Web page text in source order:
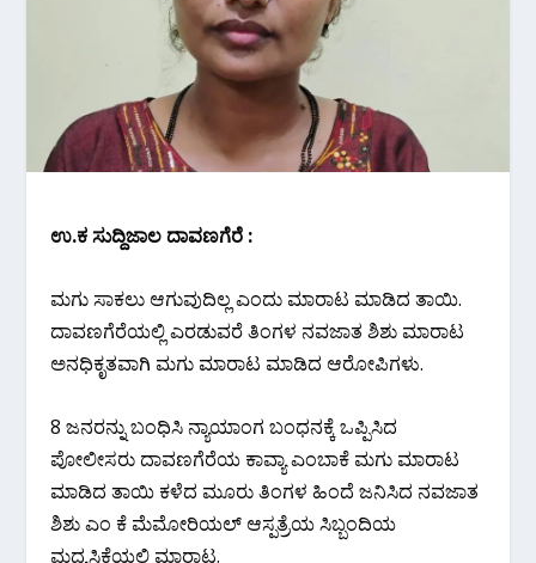
ಉ.ಕ ಸುದ್ದಿಜಾಲ ದಾವಣಗೆರೆ :
ಮಗು ಸಾಕಲು ಆಗುವುದಿಲ್ಲ ಎಂದು ಮಾರಾಟ ಮಾಡಿದ ತಾಯಿ.
ದಾವಣಗೆರೆಯಲ್ಲಿ ಎರಡುವರೆ ತಿಂಗಳ ನವಜಾತ ಶಿಶು ಮಾರಾಟ
ಅನಧಿಕೃತವಾಗಿ ಮಗು ಮಾರಾಟ ಮಾಡಿದ ಆರೋಪಿಗಳು.
8 ಜನರನ್ನು ಬಂಧಿಸಿ ನ್ಯಾಯಾಂಗ ಬಂಧನಕ್ಕೆ ಒಪ್ಪಿಸಿದ
ಪೋಲೀಸರು ದಾವಣಗೆರೆಯ ಕಾವ್ಯಾ ಎಂಬಾಕೆ ಮಗು ಮಾರಾಟ
ಮಾಡಿದ ತಾಯಿ ಕಳೆದ ಮೂರು ತಿಂಗಳ ಹಿಂದೆ ಜನಿಸಿದ ನವಜಾತ
ಶಿಶು ಎಂ ಕೆ ಮೆಮೋರಿಯಲ್ ಆಸ್ಪತ್ರೆಯ ಸಿಬ್ಬಂದಿಯ
ಮಧ್ಯಸ್ಥಿಕೆಯಲ್ಲಿ ಮಾರಾಟ.